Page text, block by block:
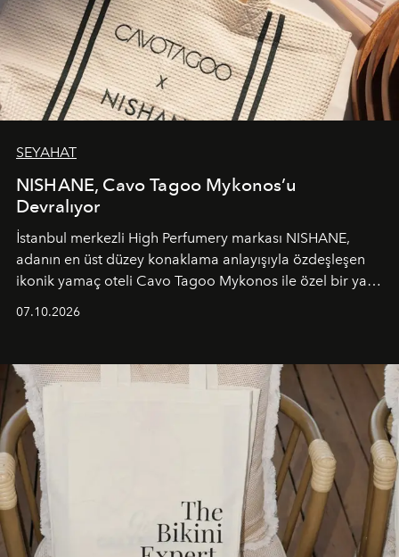
SEYAHAT
NISHANE, Cavo Tagoo Mykonos’u
Devralıyor
İstanbul merkezli High Perfumery markası NISHANE,
adanın en üst düzey konaklama anlayışıyla özdeşleşen
ikonik yamaç oteli Cavo Tagoo Mykonos ile özel bir yaz
buluşturarak markanın Cavo Tagoo’daki varlığını
sürükleyici ve mevsime özel bir deneyime dönüştürüyor.
07.10.2026